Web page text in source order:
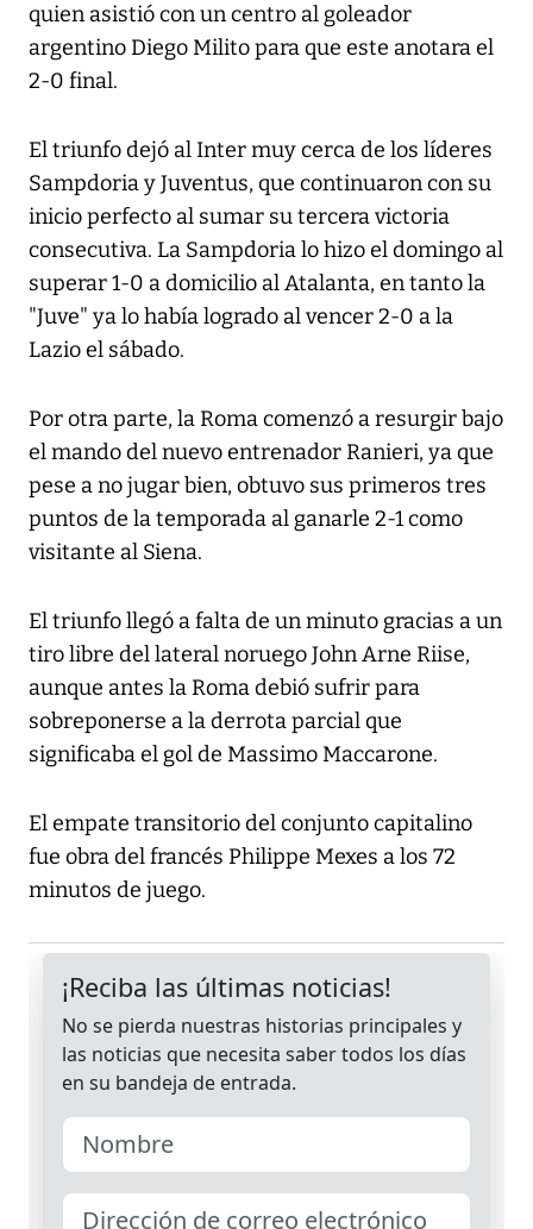
quien asistió con un centro al goleador
argentino Diego Milito para que este anotara el
2-0 final.
El triunfo dejó al Inter muy cerca de los líderes
Sampdoria y Juventus, que continuaron con su
inicio perfecto al sumar su tercera victoria
consecutiva. La Sampdoria lo hizo el domingo al
superar 1-0 a domicilio al Atalanta, en tanto la
"Juve" ya lo había logrado al vencer 2-0 a la
Lazio el sábado.
Por otra parte, la Roma comenzó a resurgir bajo
el mando del nuevo entrenador Ranieri, ya que
pese a no jugar bien, obtuvo sus primeros tres
puntos de la temporada al ganarle 2-1 como
visitante al Siena.
El triunfo llegó a falta de un minuto gracias a un
tiro libre del lateral noruego John Arne Riise,
aunque antes la Roma debió sufrir para
sobreponerse a la derrota parcial que
significaba el gol de Massimo Maccarone.
El empate transitorio del conjunto capitalino
fue obra del francés Philippe Mexes a los 72
minutos de juego.